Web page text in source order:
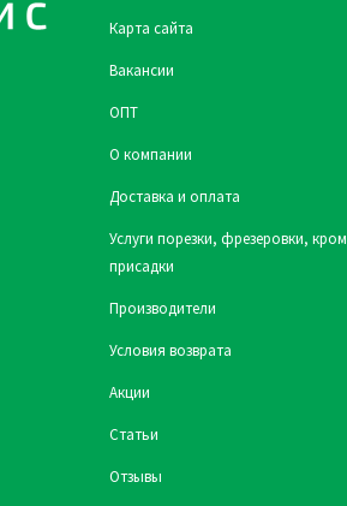
Карта сайта
Вакансии
ОПТ
О компании
Доставка и оплата
Услуги порезки, фрезеровки,
присадки
Производители
Условия возврата
Акции
Статьи
Отзывы